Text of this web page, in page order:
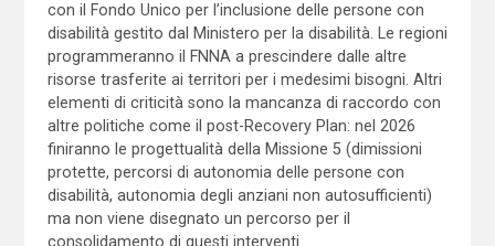
con il Fondo Unico per l’inclusione delle persone con
disabilità gestito dal Ministero per la disabilità. Le regioni
programmeranno il FNNA a prescindere dalle altre
risorse trasferite ai territori per i medesimi bisogni. Altri
elementi di criticità sono la mancanza di raccordo con
altre politiche come il post-Recovery Plan: nel 2026
finiranno le progettualità della Missione 5 (dimissioni
protette, percorsi di autonomia delle persone con
disabilità, autonomia degli anziani non autosufficienti)
ma non viene disegnato un percorso per il
consolidamento di questi interventi.